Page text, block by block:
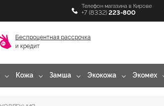
Телефон магазина в Кирове
+7 (8332) 223-800
Беспроцентная рассрочка
и кредит
Кожа Замша Экокожа Экомех